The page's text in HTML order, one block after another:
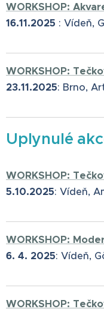
WORKSHOP:
16.11.2025 : Vídeň,
WORKSHOP:
23.11.2025: Brno,⁠
Uplynulé
WORKSHOP:
5.10.2025: Vídeň,
WORKSHOP:
6. 4. 2025: Vídeň,
WORKSHOP: